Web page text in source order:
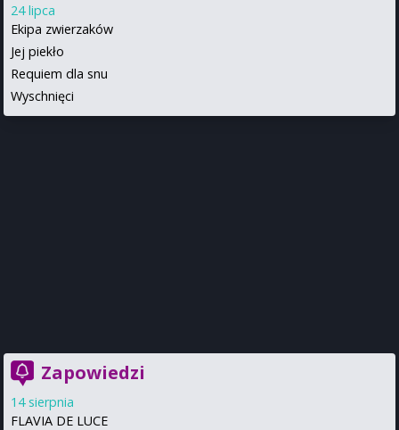
24 lipca
Ekipa zwierzaków
Jej piekło
Requiem dla snu
Wyschnięci
Zapowiedzi
14 sierpnia
FLAVIA DE LUCE